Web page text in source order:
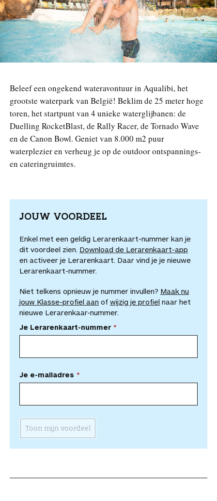
n
Beleef een ongekend wateravontuur in Aqualibi, het
grootste waterpark van België! Beklim de 25 meter hoge
toren, het startpunt van 4 unieke waterglijbanen: de
Duelling RocketBlast, de Rally Racer, de Tornado Wave
en de Canon Bowl. Geniet van 8.000 m2 puur
waterplezier en verheug je op de outdoor ontspannings-
en cateringruimtes.
JOUW VOORDEEL
Enkel met een geldig Lerarenkaart-nummer kan je
dit voordeel zien. Download de Lerarenkaart-app
en activeer je Lerarenkaart. Daar vind je je nieuwe
Lerarenkaart-nummer.
Niet telkens opnieuw je nummer invullen? Maak nu
jouw Klasse-profiel aan of wijzig je profiel naar het
nieuwe Lerarenkaar-nummer.
Je Lerarenkaart-nummer
Je e-mailadres
Toon mijn voordeel